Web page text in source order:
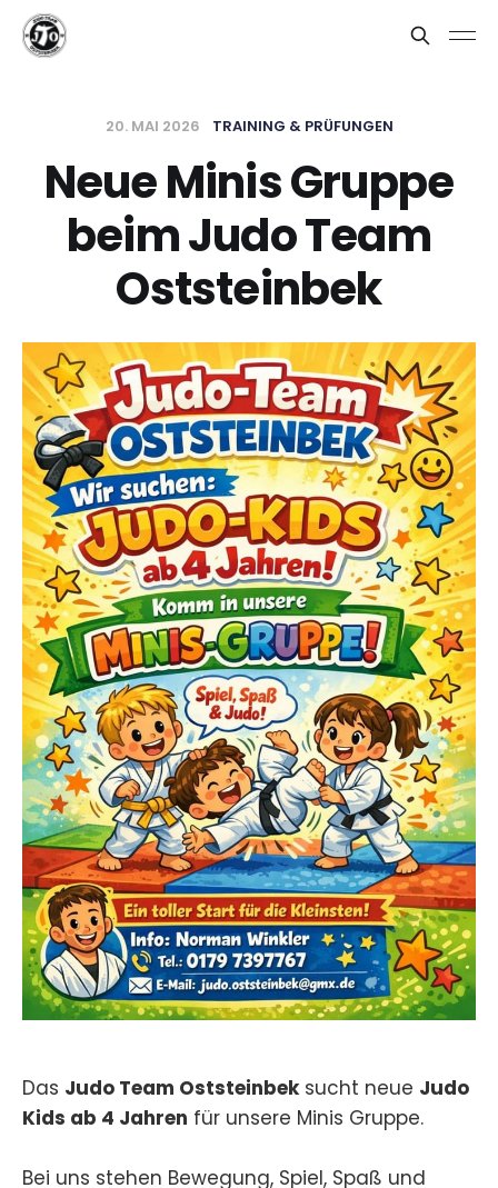
20. MAI 2026 TRAINING & PRÜFUNGEN
Neue Minis Gruppe
beim Judo Team
Oststeinbek
Das Judo Team Oststeinbeksucht neue Judo
Kids ab 4 Jahren für unsere Minis Gruppe.
Bei uns stehen Bewegung, Spiel, Spaß und